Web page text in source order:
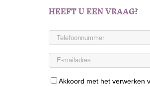
HEEFT U EEN VRAAG?
Akkoord met het verwerken